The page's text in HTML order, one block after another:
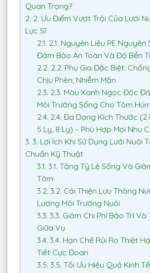
Quan Trọng?
2. 2. Ưu Điểm Vượt Trội Của Lưới
Lực Sĩ
2.1. 2.1. Nguyên Liệu PE Nguyên
Đảm Bảo An Toàn Và Độ Bền
2.2. 2.2. Phụ Gia Đặc Biệt:
Chịu Phèn, Nhiễm Mặn
2.3. 2.3. Màu Xanh Ngọc Độc
Môi Trường Sống Cho Tôm
2.4. 2.4. Đa Dạng Kích Thước (2
5 Ly, 8 Ly) – Phù Hợp Mọi Nhu
3. 3. Lợi Ích Khi Sử Dụng Lưới Nuôi
Chuẩn Kỹ Thuật
3.1. 3.1. Tăng Tỷ Lệ Sống Và
Tôm
3.2. 3.2. Cải Thiện Lưu Thông
Lượng Môi Trường Nuôi
3.3. 3.3. Giảm Chi Phí Bảo Trì
Giữa Vụ
3.4. 3.4. Hạn Chế Rủi Ro Thiệt
Tiết Cực Đoan
3.5. 3.5. Tối Ưu Hiệu Quả Kinh